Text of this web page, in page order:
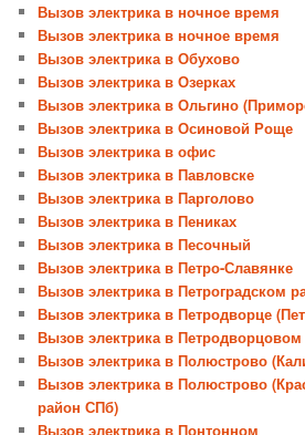
Вызов электрика в ночное время
Вызов электрика в ночное время
Вызов электрика в Обухово
Вызов электрика в Озерках
Вызов электрика в Ольгино
Вызов электрика в Осиновой Роще
Вызов электрика в офис
Вызов электрика в Павловске
Вызов электрика в Парголово
Вызов электрика в Пениках
Вызов электрика в Песочный
Вызов электрика в Петро-Славянке
Вызов электрика в Петроградском
Вызов электрика в Петродворце
Вызов электрика в
Вызов электрика в Полюстрово
Вызов электрика в Полюстрово
район СПб)
Вызов электрика в Понтонном